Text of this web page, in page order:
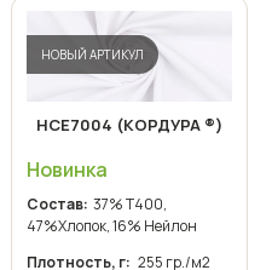
НОВЫЙ АРТИКУЛ
НСЕ7004 (КОРДУРА ®)
Новинка
Состав:37% T400,
47%Хлопок, 16% Нейлон
Плотность, г: 255 гр./м2